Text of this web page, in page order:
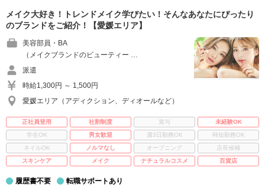
メイク大好き！トレンドメイク学びたい！そんなあなたにぴったり
のブランドをご紹介！【愛媛エリア】
美容部員・BA
（メイクブランドのビューティー …
派遣
時給1,300円 ～ 1,500円
愛媛エリア（アディクション、ディオールなど）
正社員登用 社割制度 賞与
未経験OK
学生OK
男女歓迎 週3日勤務OK
時短勤務OK
ネイルOK
ノルマなし オープニング
店長候補
スキンケア
メイク ナチュラルコスメ 百貨店
履歴書不要 転職サポートあり